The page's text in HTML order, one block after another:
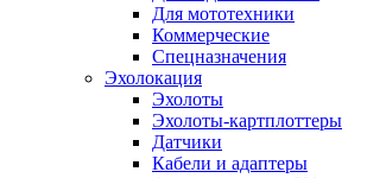
Для мототехники
Коммерческие
Спецназначения
Эхолокация
Эхолоты
Эхолоты-картплоттеры
Датчики
Кабели и адаптеры